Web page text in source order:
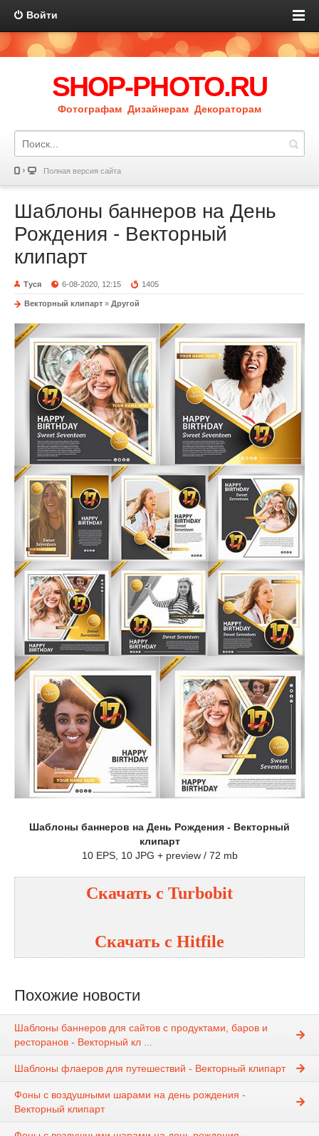
Войти
SHOP-PHOTO.RU
Фотографам Дизайнерам Декораторам
Полная версия сайта
Шаблоны баннеров на День
Рождения - Векторный
клипарт
Туся 6-08-2020, 12:15 1405
Векторный клипарт » Другой
Шаблоны баннеров на День Рождения - Векторный
клипарт
10 EPS, 10 JPG + preview / 72 mb
Скачать с Turbobit
Скачать с Hitfile
Похожие новости
Шаблоны баннеров для сайтов с продуктами, баров и
ресторанов - Векторный кл ...
Шаблоны флаеров для путешествий - Векторный клипарт
Фоны с воздушными шарами на день рождения -
Векторный клипарт